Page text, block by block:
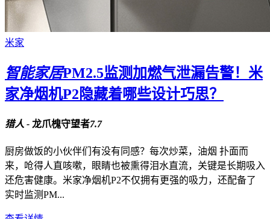
米家
智能家居PM2.5监测加燃气泄漏告警！米
家净烟机P2隐藏着哪些设计巧思？
猎人 - 龙爪槐守望者7.7
厨房做饭的小伙伴们有没有同感？每次炒菜，油烟 扑面而
来，呛得人直咳嗽，眼睛也被熏得泪水直流，关键是长期吸入
还危害健康。米家净烟机P2不仅拥有更强的吸力，还配备了
实时监测PM...